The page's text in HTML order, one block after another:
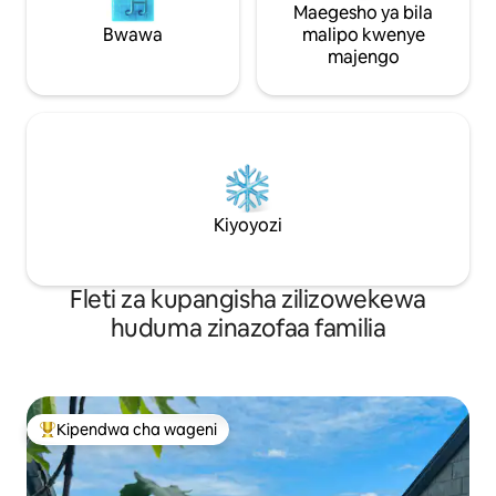
Bwawa
Maegesho ya bila
malipo kwenye
majengo
Kiyoyozi
Fleti za kupangisha zilizowekewa
huduma zinazofaa familia
Kipendwa maarufu cha wageni
Kipendwa cha wageni